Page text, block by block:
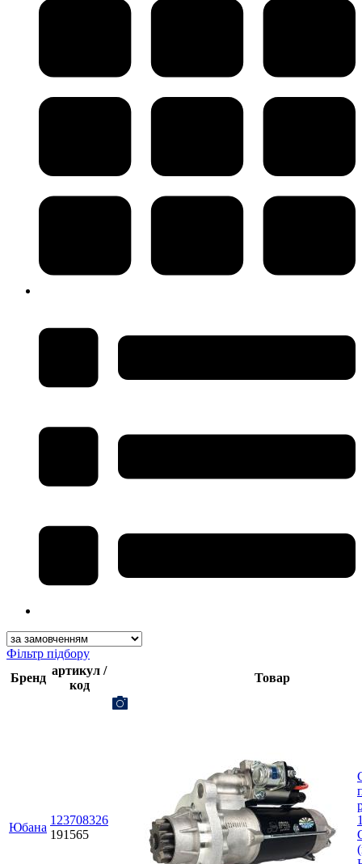
Фільтр підбору
Бренд
артикул /
код
Товар
Юбана
123708326
191565